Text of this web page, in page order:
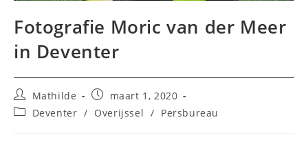
Fotografie Moric van der Meer
in Deventer
Bericht
auteur:
Mathilde
Bericht
gepubliceerd
op:
maart 1, 2020
Berichtcategorie:
Deventer / Overijssel / Persbureau